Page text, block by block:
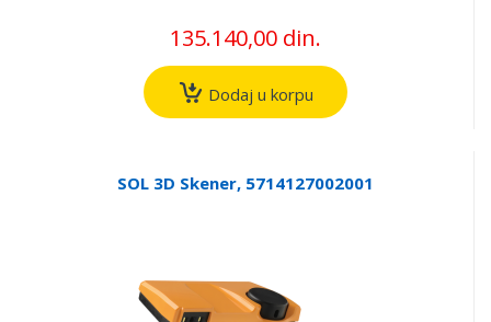
135.140,00 din.
Dodaj u korpu
SOL 3D Skener, 5714127002001